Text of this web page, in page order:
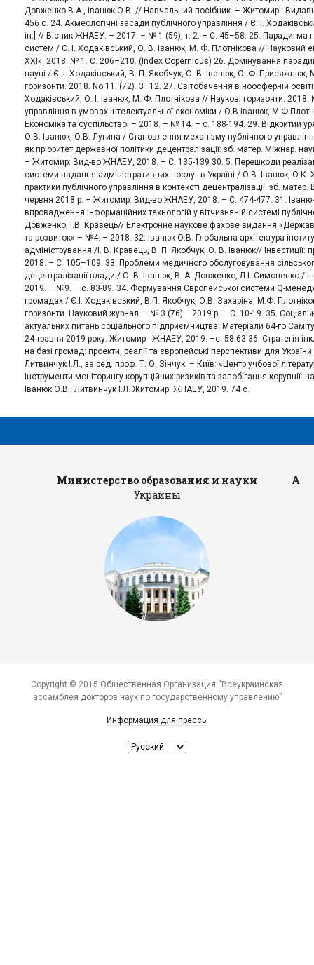
Довженко В.А., Іванюк О.В. // Навчальний посібник. – Житомир.:
456 с. 24. Акмеологічні засади публічного управління / Є. І.
ін.] // Вісник ЖНАЕУ. – 2017. – № 1 (59), т. 2. – С. 45–58. 25. Парадигма
систем / Є. І. Ходаківський, О. В. Іванюк, М. Ф. Плотнікова // Науковий
ХХІ». 2018. № 1. C. 206–210. (Index Copernicus) 26. Домінування
науці / Є. І. Ходаківський, В. П. Якобчук, О. В. Іванюк, О. Ф. Присяжнюк,
горизонти. 2018. No 11. (72). 3–12. 27. Світобачення в ноосферній
Ходаківський, О. І. Іванюк, М. Ф. Плотнікова // Наукові горизонти.
управління в умовах інтелектуальної економіки / О.В.Іванюк,
Економіка та суспільство. – 2018. – № 14. – с. 188-194. 29. Відкритий
О.В. Іванюк, О.В. Лугина / Становлення механізму публічного
як пріоритет державної політики децентралізації: зб. матер. Міжнар.
– Житомир: Вид-во ЖНАЕУ, 2018. – С. 135-139 30. 5. Перешкоди
системи надання адміністративних послуг в Україні / О.В. Іванюк, О.К.
практики публічного управління в контексті децентралізації: зб.
червня 2018 р. – Житомир: Вид-во ЖНАЕУ, 2018. – С. 474-477. 31.
впровадження інформаційних технологій у вітчизняній системі
Довженко, І.В. Кравець// Електронне наукове фахове видання
та розвиток» – №4. – 2018. 32. Іванюк О.В. Глобальна архітектура
адміністрування /І. В. Кравець, В. П. Якобчук, О. В. Іванюк// Інвестиції:
2018. – С. 105–109. 33. Проблеми медичного обслуговування
децентралізації влади / О. В. Іванюк, В. А. Довженко, Л.І. Симоненко /
2019. – №9. – с. 83-89. 34. Формування Європейської системи Q-
громадах / Є.І. Ходаківський, В.П. Якобчук, О.В. Захаріна, М.Ф.
горизонти. Науковий журнал. − № 3 (76) − 2019 р. – С. 10-19. 35.
актуальних питань соціального підприємництва: Матеріали 64-го
24 травня 2019 року. Житомир : ЖНАЕУ, 2019. –с. 58-63 36. Стратегія
на базі громад: проекти, реалії та європейські перспективи для
Литвинчук І.Л., за ред. проф. Т. О. Зінчук. – Київ: «Центр учбової
Інструменти моніторингу корупційних ризиків та запобігання
Іванюк О.В., Литвинчук І.Л. Житомир: ЖНАЕУ, 2019. 74 с.
Министерство образования и науки
Украины
Copyright © 2015 Общественная Организация “Всеукраинская
ассамблея докторов наук по государственному управлению”
Информация для прессы